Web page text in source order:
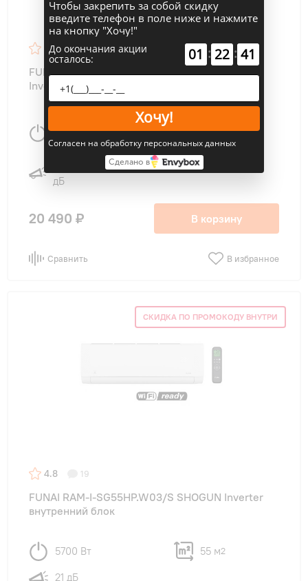
FUNAI RAM-I-KMS30HP.W01/S KAGAMI SHIRO
Inverter внутренний блок
Вт
30 м2
19/23/26/33/38
дБ
20 490 ₽ В корзину
Сравнить В избранное
СКИДКА ПО ПРОМОКОДУ ВНУТРИ
4.8 19
FUNAI RAM-I-SG55HP.W03/S SHOGUN Inverter
внутренний блок
5700 Вт 55 м2
21 дБ
Чтобы закрепить за собой скидку
введите телефон в поле ниже и нажмите
на кнопку "Хочу!"
До окончания акции
осталось: 01 : 22 : 40
Хочу!
Согласен на обработку персональных данных
Сделано в